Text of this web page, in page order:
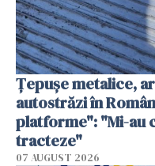
Țepușe metalice,
autostrăzi în
platforme": "Mi-au
tracteze"
07 AUGUST 2026